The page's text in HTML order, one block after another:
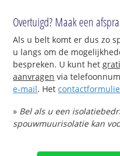
Overtuigd? Maak een
Als u belt komt er dus zo
u langs om de
bespreken. U kunt het
aanvragen via
e-mail. Het
» Bel als u een
spouwmuurisolatie kan